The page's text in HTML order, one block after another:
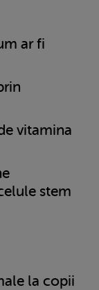
ar fi
vitamina
stem
la copii